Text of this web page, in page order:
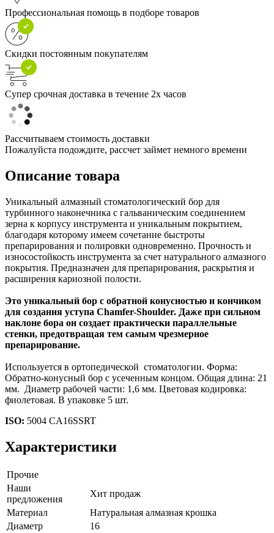
Профессиональная помощь в подборе товаров
Скидки постоянным покупателям
Супер срочная доставка в течение 2х часов
Рассчитываем стоимость доставки
Пожалуйста подождите, рассчет займет немного времени
Описание товара
Уникальный алмазный стоматологический бор для
турбинного наконечника с гальваническим соединением
зерна к корпусу инструмента и уникальным покрытием,
благодаря которому имеем сочетание быстроты
препарирования и полировки одновременно. Прочность и
износостойкость инструмента за счет натурального алмазного
покрытия. Предназначен для препарирования, раскрытия и
расширения кариозной полости.
Это уникальный бор с обратной конусностью и кончиком
для создания уступа Chamfer-Shoulder. Даже при сильном
наклоне бора он создает практически параллельные
стенки, предотвращая тем самым чрезмерное
препарирование.
Используется в ортопедической стоматологии. Форма:
Обратно-конусный бор с усеченным концом. Общая длина: 21
мм. Диаметр рабочей части: 1,6 мм. Цветовая кодировка:
фиолетовая. В упаковке 5 шт.
ISO: 5004 CA16SSRT
Характеристики
Прочие
Наши
предложения
Хит продаж
Материал
Натуральная алмазная крошка
Диаметр
16